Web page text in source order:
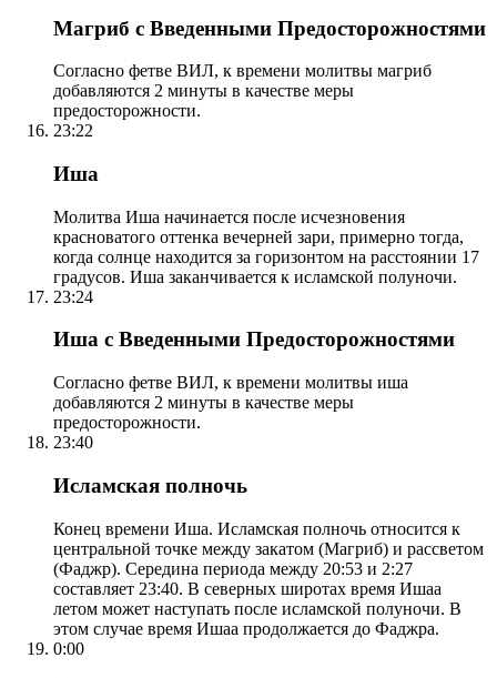
Магриб с Введенными Предосторожностями
Согласно фетве ВИЛ, к времени молитвы магриб
добавляются 2 минуты в качестве меры
предосторожности.
23:22
Иша
Молитва Иша начинается после исчезновения
красноватого оттенка вечерней зари, примерно тогда,
когда солнце находится за горизонтом на расстоянии 17
градусов. Иша заканчивается к исламской полуночи.
23:24
Иша с Введенными Предосторожностями
Согласно фетве ВИЛ, к времени молитвы иша
добавляются 2 минуты в качестве меры
предосторожности.
23:40
Исламская полночь
Конец времени Иша. Исламская полночь относится к
центральной точке между закатом (Магриб) и рассветом
(Фаджр). Середина периода между 20:53 и 2:27
составляет 23:40. В северных широтах время Ишаа
летом может наступать после исламской полуночи. В
этом случае время Ишаа продолжается до Фаджра.
0:00